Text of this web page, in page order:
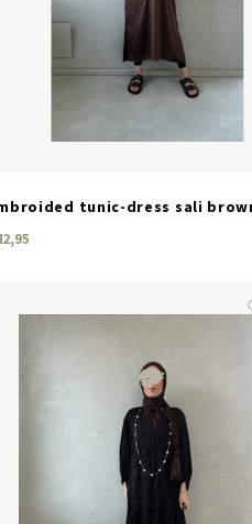
tunic-dress sali